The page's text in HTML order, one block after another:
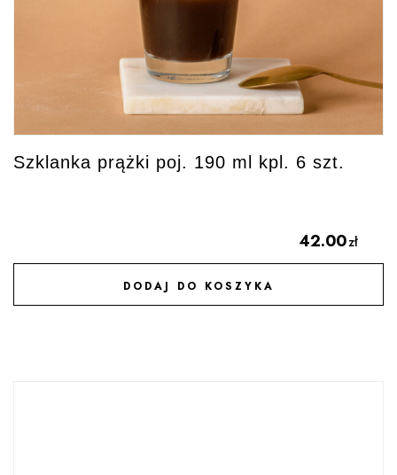
Szklanka prążki poj. 190 ml kpl. 6 szt.
42.00zł
DODAJ DO KOSZYKA
DODAJ DO ULUBIONYCH